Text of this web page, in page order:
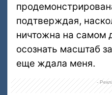
подтверждая,
ничтожна на самом
осознать масштаб
еще ждала меня.
-